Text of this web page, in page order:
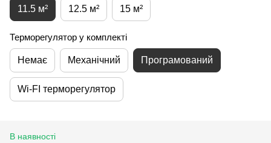
11.5 м² 12.5 м² 15 м²
Терморегулятор у комплекті
Немає Механічний Програмований
Wi-FI терморегулятор
В наявності